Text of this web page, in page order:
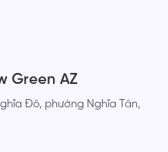
Green AZ
Đô, phường Nghĩa Tân,